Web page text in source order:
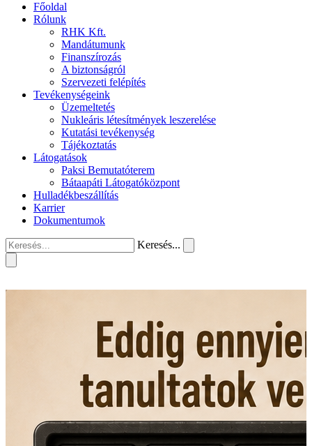
Főoldal
Rólunk
RHK Kft.
Mandátumunk
Finanszírozás
A biztonságról
Szervezeti felépítés
Tevékenységeink
Üzemeltetés
Nukleáris létesítmények leszerelése
Kutatási tevékenység
Tájékoztatás
Látogatások
Paksi Bemutatóterem
Bátaapáti Látogatóközpont
Hulladékbeszállítás
Karrier
Dokumentumok
Keresés...